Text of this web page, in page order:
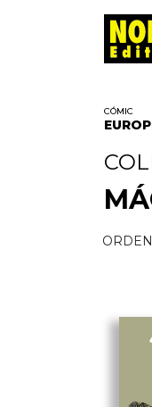
CÓMIC